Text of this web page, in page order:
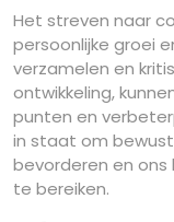
Het streven naar
persoonlijke groei
verzamelen en
ontwikkeling,
punten en
in staat om
bevorderen en
te bereiken.